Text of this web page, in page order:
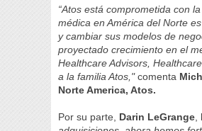
“Atos está comprometida con
médica en América del Norte
y cambiar sus modelos de
proyectado crecimiento en el
Healthcare Advisors,
a la familia Atos,"comenta
Norte America, Atos.
Por su parte, Darin LeGrange